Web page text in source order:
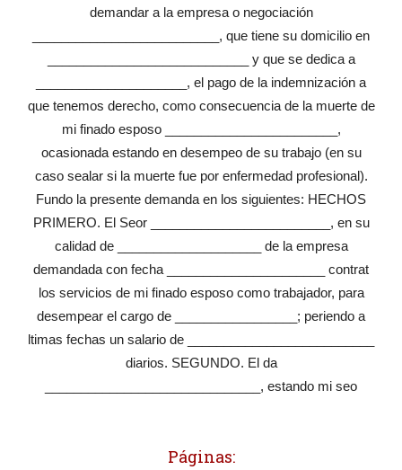
demandar a la empresa o negociación
__________________________, que tiene su domicilio en
____________________________ y que se dedica a
_____________________, el pago de la indemnización a
que tenemos derecho, como consecuencia de la muerte de
mi finado esposo ________________________,
ocasionada estando en desempeo de su trabajo (en su
caso sealar si la muerte fue por enfermedad profesional).
Fundo la presente demanda en los siguientes: HECHOS
PRIMERO. El Seor _________________________, en su
calidad de ____________________ de la empresa
demandada con fecha ______________________ contrat
los servicios de mi finado esposo como trabajador, para
desempear el cargo de _________________; periendo a
ltimas fechas un salario de __________________________
diarios. SEGUNDO. El da
______________________________, estando mi seo
Páginas: